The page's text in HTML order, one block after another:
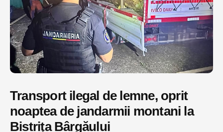
Transport ilegal de lemne, oprit
noaptea de jandarmii montani la
Bistrița Bârgăului